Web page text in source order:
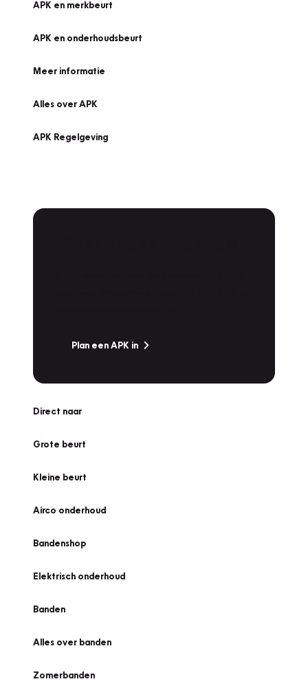
APK en merkbeurt
APK en onderhoudsbeurt
Meer informatie
Alles over APK
APK Regelgeving
Plan een APK in
Direct naar
Grote beurt
Kleine beurt
Airco onderhoud
Bandenshop
Elektrisch onderhoud
Banden
Alles over banden
Zomerbanden